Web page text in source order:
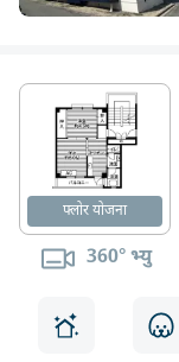
फ्लोर योजना
360° भ्यु